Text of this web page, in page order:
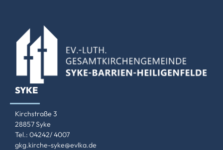
SYKE
Kirchstraße 3
28857 Syke
Tel.: 04242/ 4007
gkg.kirche-syke@evlka.de